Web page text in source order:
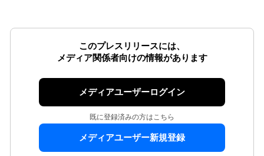
このプレスリリースには、
メディア関係者向けの情報があります
メディアユーザーログイン
既に登録済みの方はこちら
メディアユーザー新規登録